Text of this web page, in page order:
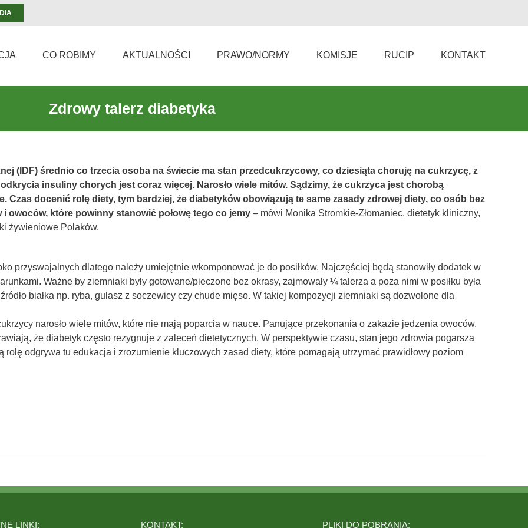
CO ROBIMY AKTUALNOŚCI PRAWO/NORMY KOMISJE RUCIP KONTAKT
Zdrowy talerz diabetyka
(IDF) średnio co trzecia osoba na świecie ma stan przedcukrzycowy, co dziesiąta choruję na cukrzycę, z
insuliny chorych jest coraz więcej. Narosło wiele mitów. Sądzimy, że cukrzyca jest chorobą
Czas docenić rolę diety, tym bardziej, że diabetyków obowiązują te same zasady zdrowej diety, co osób bez
owoców, które powinny stanowić połowę tego co jemy – mówi Monika Stromkie-Złomaniec, dietetyk kliniczny,
żywieniowe Polaków.
przyswajalnych dlatego należy umiejętnie wkomponować je do posiłków. Najczęściej będą stanowiły dodatek w
Ważne by ziemniaki były gotowane/pieczone bez okrasy, zajmowały ¼ talerza a poza nimi w posiłku była
białka np. ryba, gulasz z soczewicy czy chude mięso. W takiej kompozycji ziemniaki są dozwolone dla
narosło wiele mitów, które nie mają poparcia w nauce. Panujące przekonania o zakazie jedzenia owoców,
że diabetyk często rezygnuje z zaleceń dietetycznych. W perspektywie czasu, stan jego zdrowia pogarsza
odgrywa tu edukacja i zrozumienie kluczowych zasad diety, które pomagają utrzymać prawidłowy poziom
LINKI: KONTAKT: PLIKI DO POBRANIA: